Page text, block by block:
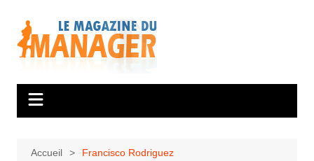
contenu
Accueil Francisco Rodriguez